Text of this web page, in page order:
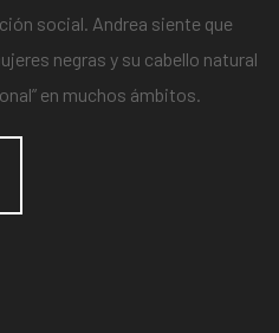
social. Andrea siente que
negras y su cabello natural
en muchos ámbitos.